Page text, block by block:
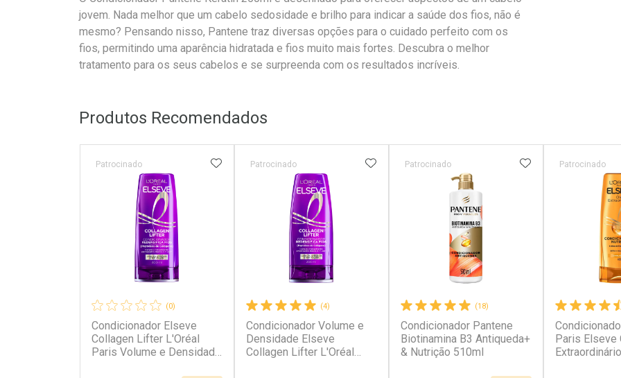
jovem. Nada melhor que um cabelo sedosidade e brilho para indicar a saúde dos fios, não é
mesmo? Pensando nisso, Pantene traz diversas opções para o cuidado perfeito com os
fios, permitindo uma aparência hidratada e fios muito mais fortes. Descubra o melhor
tratamento para os seus cabelos e se surpreenda com os resultados incríveis.
Produtos Recomendados
(0)
Condicionador Elseve
Collagen Lifter L'Oréal
Paris Volume e Densidade
Patrocinado ADICIONAR AOS FAVORITOS
(4)
Condicionador Volume e
Densidade Elseve
Collagen Lifter L'Oréal
Patrocinado ADICIONAR AOS FAVORITOS
(18)
Condicionador Pantene
Biotinamina B3 Antiqueda+
& Nutrição 510ml
Patrocinado ADICIONAR AOS
Paris Elseve
Patrocinado